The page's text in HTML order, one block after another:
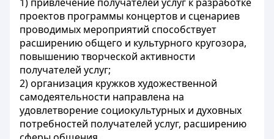
проектов программы концертов и сценариев
проводимых мероприятий способствует
расширению общего и культурного кругозора,
повышению творческой активности
получателей услуг;
2) организация кружков художественной
самодеятельности направлена на
удовлетворение социокультурных и духовных
потребностей получателей услуг, расширению